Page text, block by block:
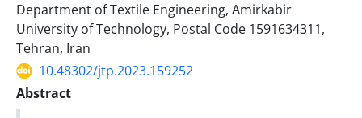
Department of Textile Engineering, Amirkabir
University of Technology, Postal Code 1591634311,
Tehran, Iran
10.48302/jtp.2023.159252
Abstract